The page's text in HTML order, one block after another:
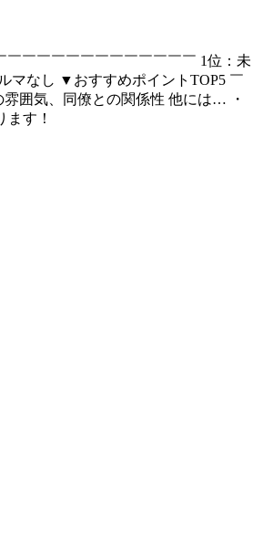
￣￣￣￣￣￣￣￣￣￣￣￣￣ 1位：未
マなし ▼おすすめポイントTOP5 ￣
雰囲気、同僚との関係性 他には…
・
す！